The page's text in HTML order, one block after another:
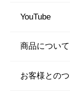
YouTube
商品について
お客様との